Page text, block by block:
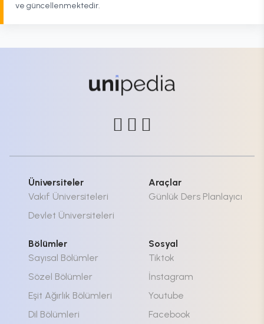
ve güncellenmektedir.
Üniversiteler
Vakıf Üniversiteleri
Devlet Üniversiteleri
Araçlar
Günlük Ders Planlayıcı
Bölümler
Sayısal Bölümler
Sözel Bölümler
Eşit Ağırlık Bölümleri
Dil Bölümleri
Sosyal
Tiktok
İnstagram
Youtube
Facebook